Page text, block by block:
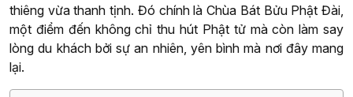
thiêng vừa thanh tịnh. Đó chính là Chùa Bát Bửu Phật Đài,
một điểm đến không chỉ thu hút Phật tử mà còn làm say
lòng du khách bởi sự an nhiên, yên bình mà nơi đây mang
lại.